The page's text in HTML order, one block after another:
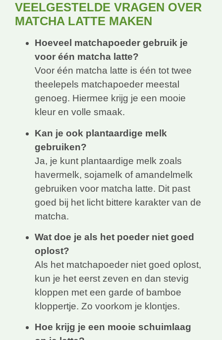
VEELGESTELDE VRAGEN OVER
MATCHA LATTE MAKEN
Hoeveel matchapoeder gebruik je
voor één matcha latte?
Voor één matcha latte is één tot twee
theelepels matchapoeder meestal
genoeg. Hiermee krijg je een mooie
kleur en volle smaak.
Kan je ook plantaardige melk
gebruiken?
Ja, je kunt plantaardige melk zoals
havermelk, sojamelk of amandelmelk
gebruiken voor matcha latte. Dit past
goed bij het licht bittere karakter van de
matcha.
Wat doe je als het poeder niet goed
oplost?
Als het matchapoeder niet goed oplost,
kun je het eerst zeven en dan stevig
kloppen met een garde of bamboe
kloppertje. Zo voorkom je klontjes.
Hoe krijg je een mooie schuimlaag